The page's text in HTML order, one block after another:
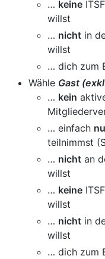
… keine
willst
… nicht in
willst
… dich zum
Wähle Gast
… kein
… einfach
teilnimmst
… nicht an
willst
… keine
willst
… nicht in
willst
… dich zum